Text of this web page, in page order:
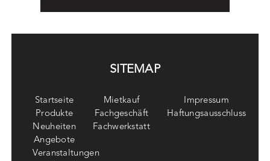
SITEMAP
Startseite
Produkte
Neuheiten
Angebote
Mietkauf
Fachgeschäft
Fachwerkstatt
Impressum
Haftungsausschluss
Veranstaltungen